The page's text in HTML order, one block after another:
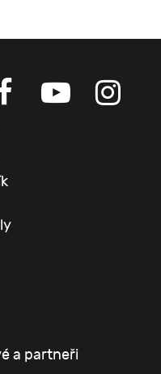
a partneři